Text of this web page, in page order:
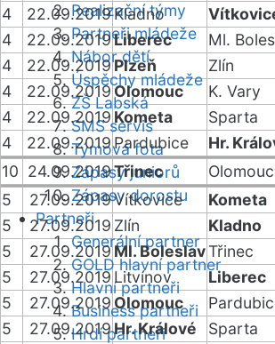
Realizační týmy
Partneři mládeže
Nábor dětí
Úspěchy mládeže
ZŠ Labská
SMS servis
Týmová fota
Zápasy juniorů
Zápasy dorostu
Partneři
Generální partner
GOLD hlavní partner
Hlavní partneři
Business partneři
Hrdí partneři
4
22.09.2019Kladno
4
22.09.2019Liberec Ml.
4
22.09.2019 Plzeň Zlín
4
22.09.2019Olomouc K. Vary
4
22.09.2019 Kometa Sparta
4
22.09.2019Pardubice Hr.
10 24.09.2019Třinec Olomouc
5
27.09.2019Vítkovice Kometa
5
27.09.2019 Zlín Kladno
5
27.09.2019Ml. BoleslavTřinec
5
27.09.2019 Litvínov Liberec
5
27.09.2019 Olomouc
5
27.09.2019Hr. Králové Sparta